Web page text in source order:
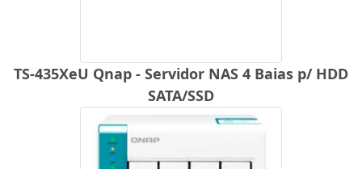
TS-435XeU Qnap - Servidor NAS 4 Baias p/ HDD
SATA/SSD